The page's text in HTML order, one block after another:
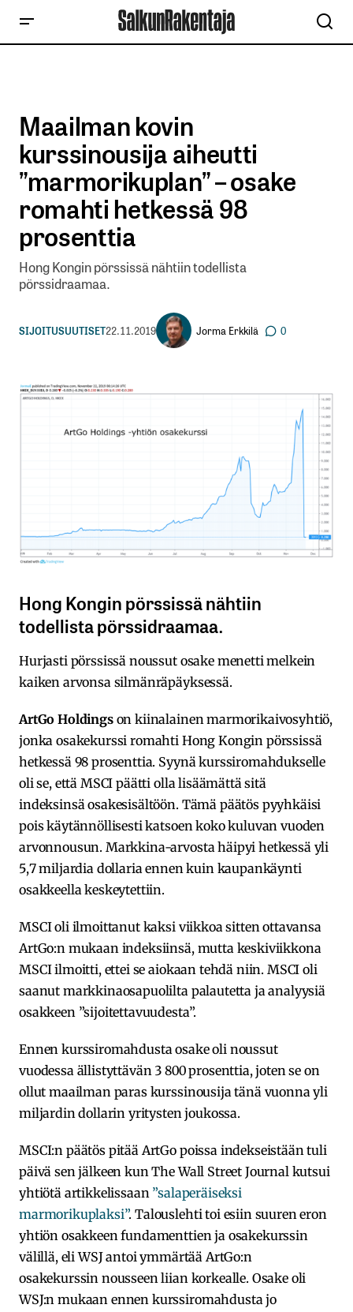
Maailman kovin
kurssinousija aiheutti
”marmorikuplan” – osake
romahti hetkessä 98
prosenttia
Hong Kongin pörssissä nähtiin todellista
pörssidraamaa.
SIJOITUSUUTISET22.11.2019 Jorma Erkkilä 0
Hong Kongin pörssissä nähtiin
todellista pörssidraamaa.
Hurjasti pörssissä noussut osake menetti melkein
kaiken arvonsa silmänräpäyksessä.
ArtGo Holdingson kiinalainen marmorikaivosyhtiö,
jonka osakekurssi romahti Hong Kongin pörssissä
hetkessä 98 prosenttia. Syynä kurssiromahdukselle
oli se, että MSCI päätti olla lisäämättä sitä
indeksinsä osakesisältöön. Tämä päätös pyyhkäisi
pois käytännöllisesti katsoen koko kuluvan vuoden
arvonnousun. Markkina-arvosta häipyi hetkessä yli
5,7 miljardia dollaria ennen kuin kaupankäynti
osakkeella keskeytettiin.
MSCI oli ilmoittanut kaksi viikkoa sitten ottavansa
ArtGo:n mukaan indeksiinsä, mutta keskiviikkona
MSCI ilmoitti, ettei se aiokaan tehdä niin. MSCI oli
saanut markkinaosapuolilta palautetta ja analyysiä
osakkeen ”sijoitettavuudesta”.
Ennen kurssiromahdusta osake oli noussut
vuodessa ällistyttävän 3 800 prosenttia, joten se on
ollut maailman paras kurssinousija tänä vuonna yli
miljardin dollarin yritysten joukossa.
MSCI:n päätös pitää ArtGo poissa indekseistään tuli
päivä sen jälkeen kun The Wall Street Journal kutsui
yhtiötä artikkelissaan”salaperäiseksi
marmorikuplaksi”. Talouslehti toi esiin suuren eron
yhtiön osakkeen fundamenttien ja osakekurssin
välillä, eli WSJ antoi ymmärtää ArtGo:n
osakekurssin nousseen liian korkealle. Osake oli
WSJ:n mukaan ennen kurssiromahdusta jo